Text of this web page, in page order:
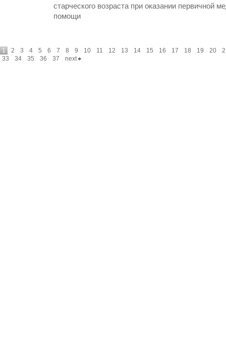
старческого возраста при оказании первичной
помощи
1 2 3 4 5 6 7 8 9 10 11 12 13 14 15 16 17 18 19 20
33
34 35 36 37 next